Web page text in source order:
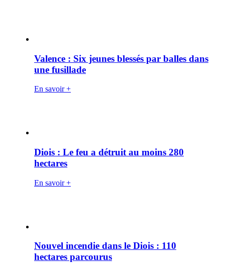
Valence : Six jeunes blessés par balles dans
une fusillade
En savoir +
Diois : Le feu a détruit au moins 280
hectares
En savoir +
Nouvel incendie dans le Diois : 110
hectares parcourus